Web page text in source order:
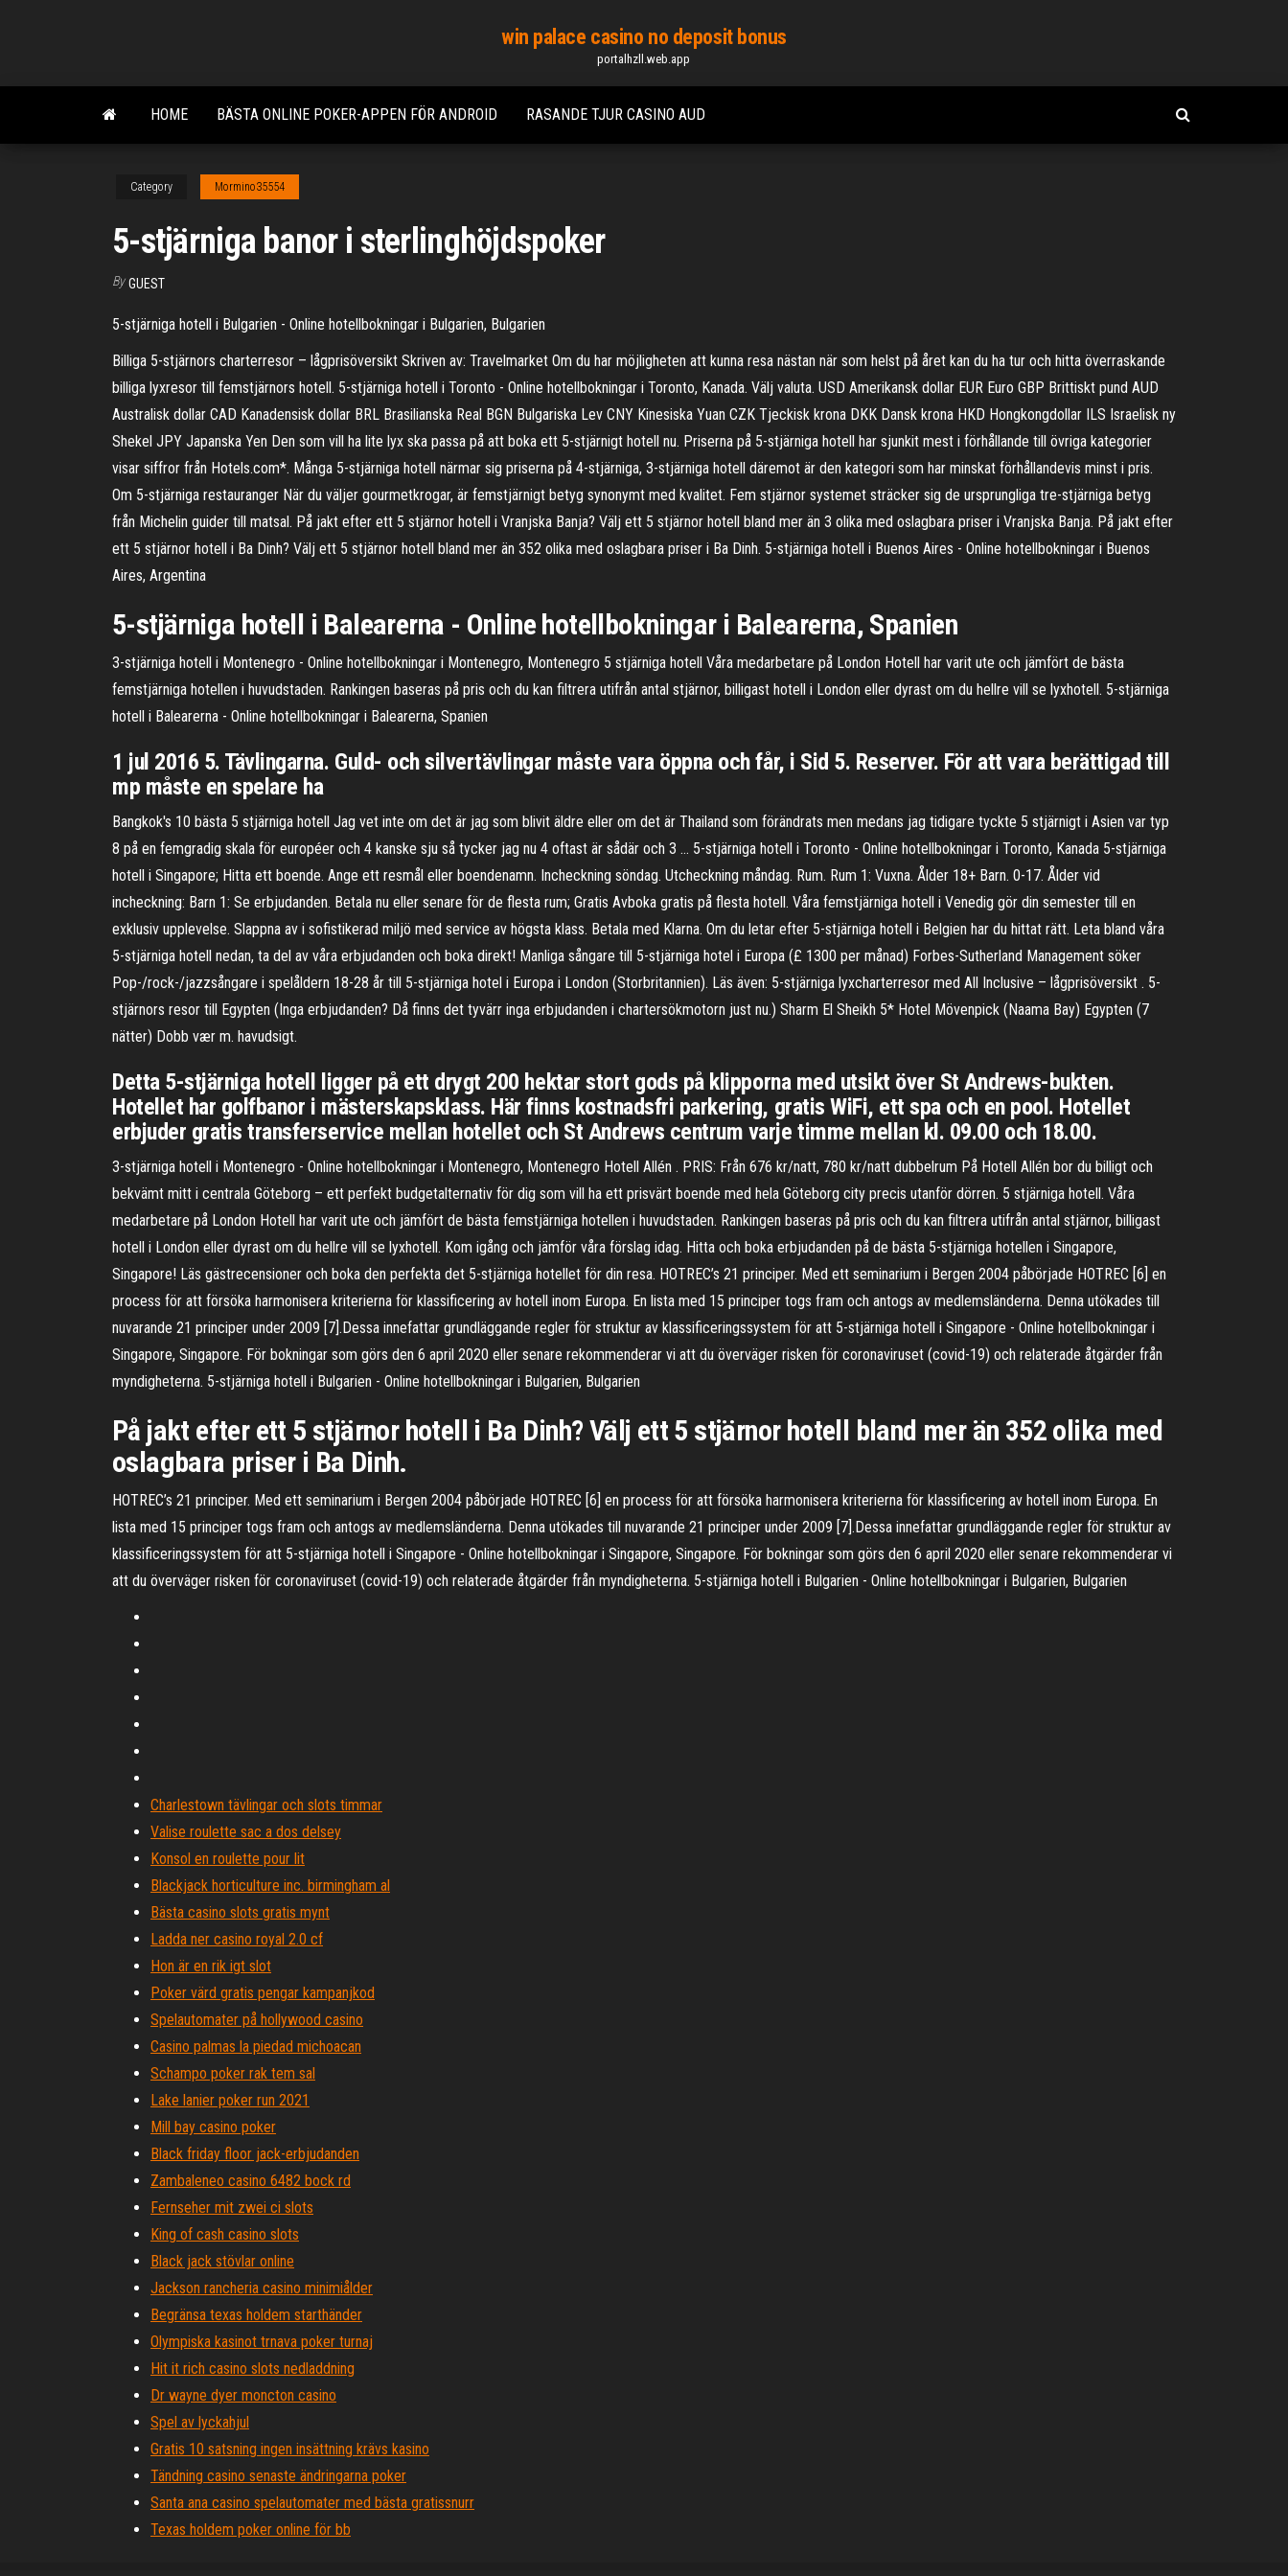
content
win palace casino no deposit bonus
portalhzll.web.app
HOME BÄSTA ONLINE POKER-APPEN FÖR ANDROID RASANDE TJUR CASINO AUD
Category Mormino35554
5-stjärniga banor i sterlinghöjdspoker
By GUEST
5-stjärniga hotell i Bulgarien - Online hotellbokningar i Bulgarien, Bulgarien
Billiga 5-stjärnors charterresor – lågprisöversikt Skriven av: Travelmarket Om du har möjligheten att kunna resa nästan när som helst på året kan du ha tur och hitta överraskande
billiga lyxresor till femstjärnors hotell. 5-stjärniga hotell i Toronto - Online hotellbokningar i Toronto, Kanada. Välj valuta. USD Amerikansk dollar EUR Euro GBP Brittiskt pund AUD
Australisk dollar CAD Kanadensisk dollar BRL Brasilianska Real BGN Bulgariska Lev CNY Kinesiska Yuan CZK Tjeckisk krona DKK Dansk krona HKD Hongkongdollar ILS Israelisk ny
Shekel JPY Japanska Yen Den som vill ha lite lyx ska passa på att boka ett 5-stjärnigt hotell nu. Priserna på 5-stjärniga hotell har sjunkit mest i förhållande till övriga kategorier
visar siffror från Hotels.com*. Många 5-stjärniga hotell närmar sig priserna på 4-stjärniga, 3-stjärniga hotell däremot är den kategori som har minskat förhållandevis minst i pris.
Om 5-stjärniga restauranger När du väljer gourmetkrogar, är femstjärnigt betyg synonymt med kvalitet. Fem stjärnor systemet sträcker sig de ursprungliga tre-stjärniga betyg
från Michelin guider till matsal. På jakt efter ett 5 stjärnor hotell i Vranjska Banja? Välj ett 5 stjärnor hotell bland mer än 3 olika med oslagbara priser i Vranjska Banja. På jakt efter
ett 5 stjärnor hotell i Ba Dinh? Välj ett 5 stjärnor hotell bland mer än 352 olika med oslagbara priser i Ba Dinh. 5-stjärniga hotell i Buenos Aires - Online hotellbokningar i Buenos
Aires, Argentina
5-stjärniga hotell i Balearerna - Online hotellbokningar i Balearerna, Spanien
3-stjärniga hotell i Montenegro - Online hotellbokningar i Montenegro, Montenegro 5 stjärniga hotell Våra medarbetare på London Hotell har varit ute och jämfört de bästa
femstjärniga hotellen i huvudstaden. Rankingen baseras på pris och du kan filtrera utifrån antal stjärnor, billigast hotell i London eller dyrast om du hellre vill se lyxhotell. 5-stjärniga
hotell i Balearerna - Online hotellbokningar i Balearerna, Spanien
1 jul 2016 5. Tävlingarna. Guld- och silvertävlingar måste vara öppna och får, i Sid 5. Reserver. För att vara berättigad till
mp måste en spelare ha
Bangkok's 10 bästa 5 stjärniga hotell Jag vet inte om det är jag som blivit äldre eller om det är Thailand som förändrats men medans jag tidigare tyckte 5 stjärnigt i Asien var typ
8 på en femgradig skala för européer och 4 kanske sju så tycker jag nu 4 oftast är sådär och 3 … 5-stjärniga hotell i Toronto - Online hotellbokningar i Toronto, Kanada 5-stjärniga
hotell i Singapore; Hitta ett boende. Ange ett resmål eller boendenamn. Incheckning söndag. Utcheckning måndag. Rum. Rum 1: Vuxna. Ålder 18+ Barn. 0-17. Ålder vid
incheckning: Barn 1: Se erbjudanden. Betala nu eller senare för de flesta rum; Gratis Avboka gratis på flesta hotell. Våra femstjärniga hotell i Venedig gör din semester till en
exklusiv upplevelse. Slappna av i sofistikerad miljö med service av högsta klass. Betala med Klarna. Om du letar efter 5-stjärniga hotell i Belgien har du hittat rätt. Leta bland våra
5-stjärniga hotell nedan, ta del av våra erbjudanden och boka direkt! Manliga sångare till 5-stjärniga hotel i Europa (£ 1300 per månad) Forbes-Sutherland Management söker
Pop-/rock-/jazzsångare i spelåldern 18-28 år till 5-stjärniga hotel i Europa i London (Storbritannien). Läs även: 5-stjärniga lyxcharterresor med All Inclusive – lågprisöversikt . 5-
stjärnors resor till Egypten (Inga erbjudanden? Då finns det tyvärr inga erbjudanden i chartersökmotorn just nu.) Sharm El Sheikh 5* Hotel Mövenpick (Naama Bay) Egypten (7
nätter) Dobb vær m. havudsigt.
Detta 5-stjärniga hotell ligger på ett drygt 200 hektar stort gods på klipporna med utsikt över St Andrews-bukten.
Hotellet har golfbanor i mästerskapsklass. Här finns kostnadsfri parkering, gratis WiFi, ett spa och en pool. Hotellet
erbjuder gratis transferservice mellan hotellet och St Andrews centrum varje timme mellan kl. 09.00 och 18.00.
3-stjärniga hotell i Montenegro - Online hotellbokningar i Montenegro, Montenegro Hotell Allén . PRIS: Från 676 kr/natt, 780 kr/natt dubbelrum På Hotell Allén bor du billigt och
bekvämt mitt i centrala Göteborg – ett perfekt budgetalternativ för dig som vill ha ett prisvärt boende med hela Göteborg city precis utanför dörren. 5 stjärniga hotell. Våra
medarbetare på London Hotell har varit ute och jämfört de bästa femstjärniga hotellen i huvudstaden. Rankingen baseras på pris och du kan filtrera utifrån antal stjärnor, billigast
hotell i London eller dyrast om du hellre vill se lyxhotell. Kom igång och jämför våra förslag idag. Hitta och boka erbjudanden på de bästa 5-stjärniga hotellen i Singapore,
Singapore! Läs gästrecensioner och boka den perfekta det 5-stjärniga hotellet för din resa. HOTREC’s 21 principer. Med ett seminarium i Bergen 2004 påbörjade HOTREC [6] en
process för att försöka harmonisera kriterierna för klassificering av hotell inom Europa. En lista med 15 principer togs fram och antogs av medlemsländerna. Denna utökades till
nuvarande 21 principer under 2009 [7].Dessa innefattar grundläggande regler för struktur av klassificeringssystem för att 5-stjärniga hotell i Singapore - Online hotellbokningar i
Singapore, Singapore. För bokningar som görs den 6 april 2020 eller senare rekommenderar vi att du överväger risken för coronaviruset (covid-19) och relaterade åtgärder från
myndigheterna. 5-stjärniga hotell i Bulgarien - Online hotellbokningar i Bulgarien, Bulgarien
På jakt efter ett 5 stjärnor hotell i Ba Dinh? Välj ett 5 stjärnor hotell bland mer än 352 olika med
oslagbara priser i Ba Dinh.
HOTREC’s 21 principer. Med ett seminarium i Bergen 2004 påbörjade HOTREC [6] en process för att försöka harmonisera kriterierna för klassificering av hotell inom Europa. En
lista med 15 principer togs fram och antogs av medlemsländerna. Denna utökades till nuvarande 21 principer under 2009 [7].Dessa innefattar grundläggande regler för struktur av
klassificeringssystem för att 5-stjärniga hotell i Singapore - Online hotellbokningar i Singapore, Singapore. För bokningar som görs den 6 april 2020 eller senare rekommenderar vi
att du överväger risken för coronaviruset (covid-19) och relaterade åtgärder från myndigheterna. 5-stjärniga hotell i Bulgarien - Online hotellbokningar i Bulgarien, Bulgarien
Charlestown tävlingar och slots timmar
Valise roulette sac a dos delsey
Konsol en roulette pour lit
Blackjack horticulture inc. birmingham al
Bästa casino slots gratis mynt
Ladda ner casino royal 2.0 cf
Hon är en rik igt slot
Poker värd gratis pengar kampanjkod
Spelautomater på hollywood casino
Casino palmas la piedad michoacan
Schampo poker rak tem sal
Lake lanier poker run 2021
Mill bay casino poker
Black friday floor jack-erbjudanden
Zambaleneo casino 6482 bock rd
Fernseher mit zwei ci slots
King of cash casino slots
Black jack stövlar online
Jackson rancheria casino minimiålder
Begränsa texas holdem starthänder
Olympiska kasinot trnava poker turnaj
Hit it rich casino slots nedladdning
Dr wayne dyer moncton casino
Spel av lyckahjul
Gratis 10 satsning ingen insättning krävs kasino
Tändning casino senaste ändringarna poker
Santa ana casino spelautomater med bästa gratissnurr
Texas holdem poker online för bb